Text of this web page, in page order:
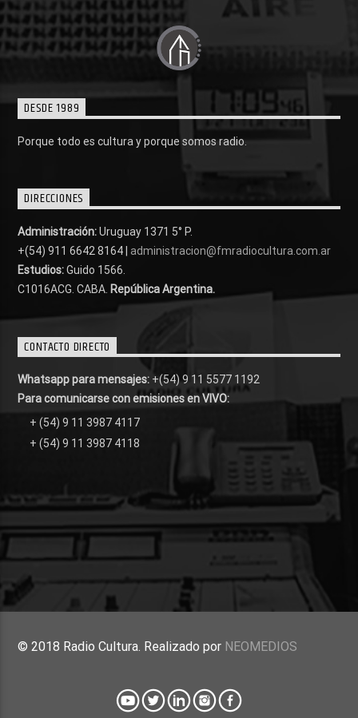
DESDE 1989
Porque todo es cultura y porque somos radio.
DIRECCIONES
Administración:Uruguay 1371 5° P.
+(54) 911 6642 8164 | administracion@fmradiocultura.com.ar
Estudios:Guido 1566.
C1016ACG . CABA. República Argentina.
CONTACTO DIRECTO
Whatsapp para mensajes: +(54) 9 11 5577 1192
Para comunicarse con emisiones en VIVO:
+ (54) 9 11 3987 4117
+ (54) 9 11 3987 4118
© 2018 Radio Cultura. Realizado por NEOMEDIOS